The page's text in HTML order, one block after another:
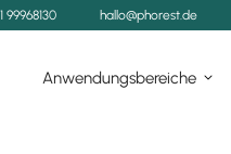
99968130 hallo@phorest.de
Anwendungsbereiche